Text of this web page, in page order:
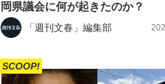
岡県議会に何が起きたのか？
「週刊文春」編集部
SCOOP!